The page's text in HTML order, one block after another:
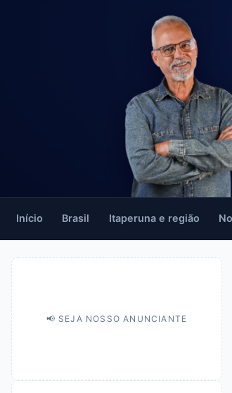
Início Brasil Itaperuna e região
📢 SEJA NOSSO ANUNCIANTE